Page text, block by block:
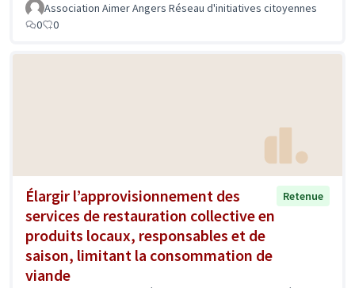
Association Aimer Angers Réseau d'initiatives citoyennes
0
0
Élargir l’approvisionnement des
services de restauration collective en
produits locaux, responsables et de
saison, limitant la consommation de
viande
Retenue